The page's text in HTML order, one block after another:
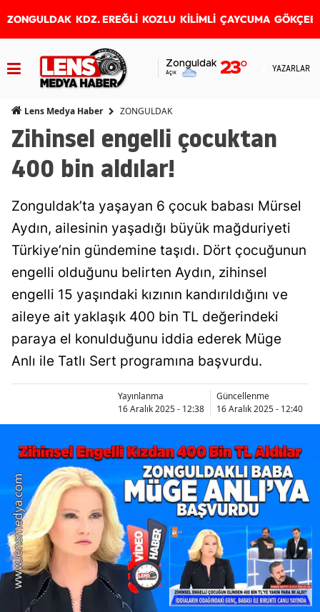
ZONGULDAK KDZ. EREĞLİ KOZLU KİLİMLİ ÇAYCUMA
Zonguldak
Açık 23° YAZARLAR
Lens Medya Haber ZONGULDAK
Zihinsel engelli çocuktan
400 bin aldılar!
Zonguldak’ta yaşayan 6 çocuk babası Mürsel
Aydın, ailesinin yaşadığı büyük mağduriyeti
Türkiye’nin gündemine taşıdı. Dört çocuğunun
engelli olduğunu belirten Aydın, zihinsel
engelli 15 yaşındaki kızının kandırıldığını ve
aileye ait yaklaşık 400 bin TL değerindeki
paraya el konulduğunu iddia ederek Müge
Anlı ile Tatlı Sert programına başvurdu.
Yayınlanma
16 Aralık 2025 - 12:38
Güncellenme
16 Aralık 2025 - 12:40